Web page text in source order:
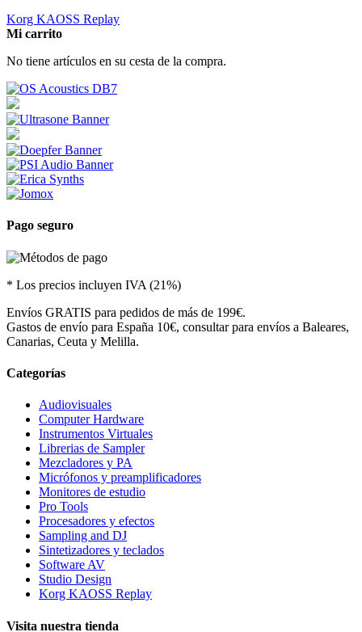
Korg KAOSS Replay
Mi carrito
No tiene artículos en su cesta de la compra.
Pago seguro
* Los precios incluyen IVA (21%)
Envíos GRATIS para pedidos de más de 199€.
Gastos de envío para España 10€, consultar para envíos a Baleares,
Canarias, Ceuta y Melilla.
Categorías
Audiovisuales
Computer Hardware
Instrumentos Virtuales
Librerias de Sampler
Mezcladores y PA
Micrófonos y preamplificadores
Monitores de estudio
Pro Tools
Procesadores y efectos
Sampling and DJ
Sintetizadores y teclados
Software AV
Studio Design
Korg KAOSS Replay
Visita nuestra tienda